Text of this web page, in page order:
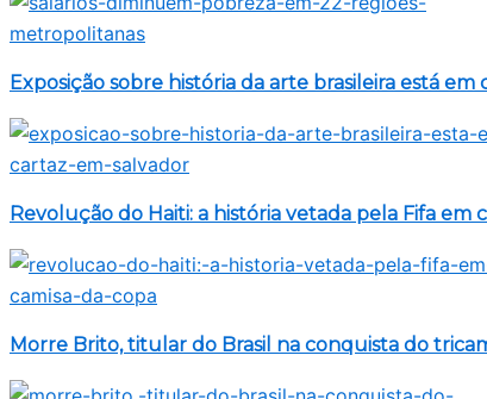
Exposição sobre história da arte brasileira está em
Revolução do Haiti: a história vetada pela Fifa em
Morre Brito, titular do Brasil na conquista do